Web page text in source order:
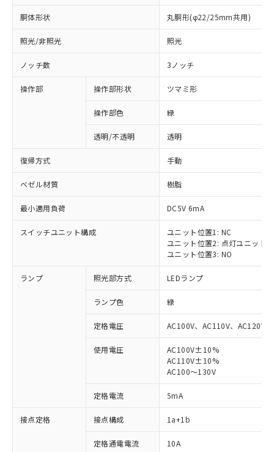
胴体形状 丸胴形(φ22/25mm共用)
照光/非照光 照光
ノッチ数 3ノッチ
操作部 操作部形状 ツマミ形
操作部色 緑
透明/不透明 透明
復帰方式 手動
ベゼル材質 樹脂
最小適用負荷 DC5V 6mA
スイッチユニット構成
ユニット位置1: NC
ユニット位置2: 点灯ユニット
ユニット位置3: NO
ランプ 照光部方式 LEDランプ
ランプ色 緑
定格電圧 AC100V、AC110V、AC120V
使用電圧
AC100V±10%
AC110V±10%
AC100～130V
定格電流 5mA
接点定格 接点構成 1a+1b
定格通電電流 10A